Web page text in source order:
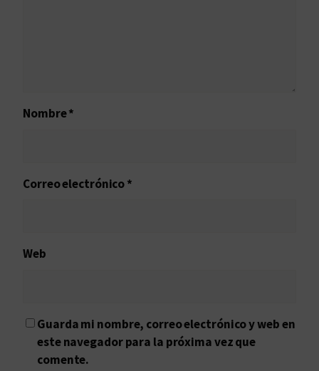
Nombre*
Correo electrónico*
Web
Guarda mi nombre, correo electrónico y web en
este navegador para la próxima vez que
comente.